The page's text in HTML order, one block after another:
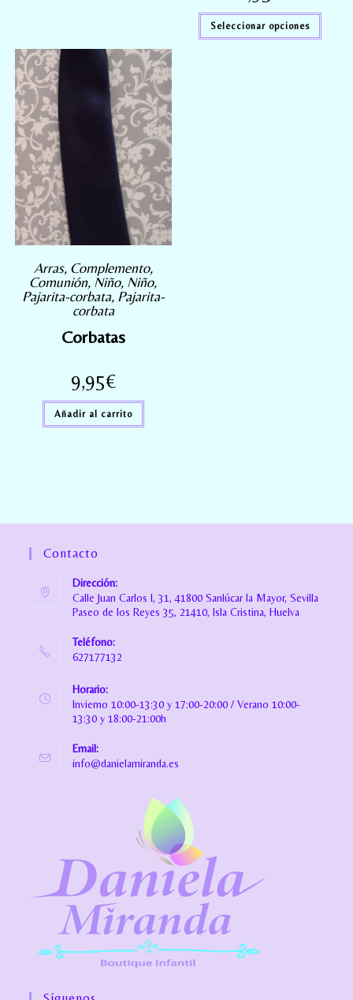
Seleccionar opciones
Arras, Complemento,
Comunión, Niño, Niño,
Pajarita-corbata, Pajarita-
corbata
Corbatas
9,95€
Añadir al carrito
Contacto
Dirección:
Calle Juan Carlos I, 31, 41800 Sanlúcar la Mayor, Sevilla
Paseo de los Reyes 35, 21410, Isla Cristina, Huelva
Teléfono:
627177132
Horario:
Invierno 10:00-13:30 y 17:00-20:00 / Verano 10:00-
13:30 y 18:00-21:00h
Email:
info@danielamiranda.es